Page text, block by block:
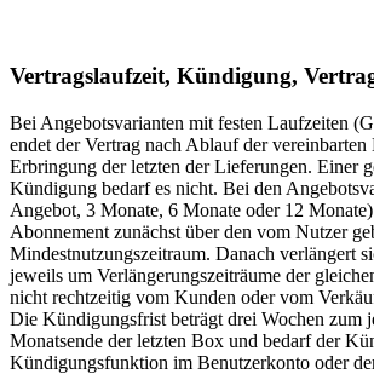
Vertragslaufzeit, Kündigung,
Bei Angebotsvarianten mit festen Laufzeiten
endet der Vertrag nach Ablauf der
Erbringung der letzten der Lieferungen. Einer
Kündigung bedarf es nicht. Bei den
Angebot, 3 Monate, 6 Monate oder 12
Abonnement zunächst über den vom Nutzer
Mindestnutzungszeitraum. Danach verlängert
jeweils um Verlängerungszeiträume der
nicht rechtzeitig vom Kunden oder vom
Die Kündigungsfrist beträgt drei Wochen zum
Monatsende der letzten Box und bedarf der
Kündigungsfunktion im Benutzerkonto oder